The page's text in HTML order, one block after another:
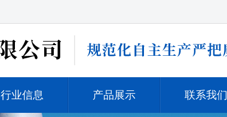
行业信息 产品展示 联系我们